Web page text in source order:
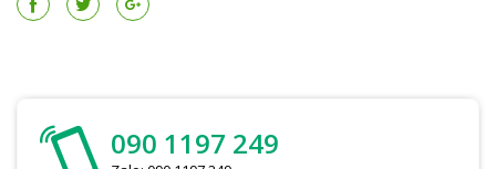
090 1197 249